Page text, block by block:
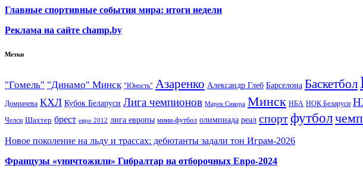
Главные спортивные события мира: итоги недели
Реклама на сайте champ.by
Метки
"Гомель" "Динамо" Минск "Юность" Азаренко Александр Глеб Барселона Баскетбол
Домрачева КХЛ Кубок Беларуси Лига чемпионов Марек Сикора Минск НБА НОК Беларуси
Челси Шахтер брест евро 2012 лига европы мини-футбол олимпиада реал спортфутбол
Новое поколение на льду и трассах: дебютанты задали тон Играм-2026
Французы «уничтожили» Гибралтар на отборочных Евро-2024